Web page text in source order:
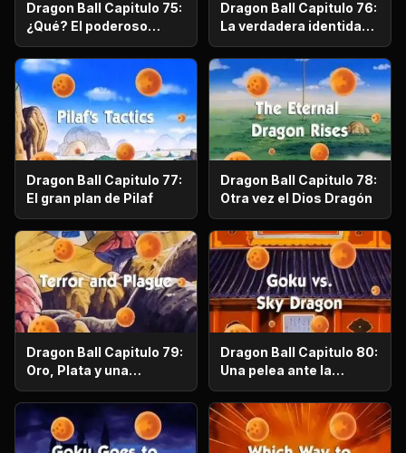
Dragon Ball Capitulo 75:
¿Qué? El poderoso
adversario resulto ser
un viejo amigo
Dragon Ball Capitulo 76:
La verdadera identidad
del hombre
enmascarado es
Dragon Ball Capitulo 77:
El gran plan de Pilaf
Dragon Ball Capitulo 78:
Otra vez el Dios Dragón
Dragon Ball Capitulo 79:
Oro, Plata y una
cantimplora come
hombres
Dragon Ball Capitulo 80:
Una pelea ante la
presencia del rey Goku
contra Ten-long